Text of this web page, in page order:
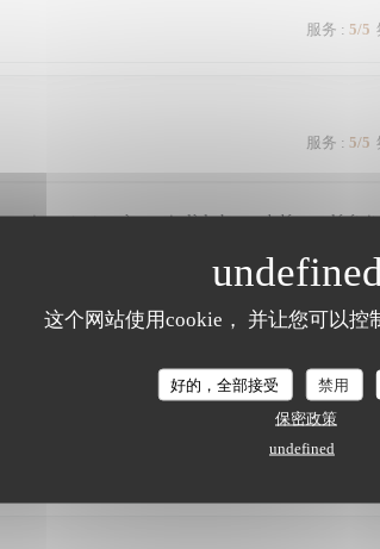
这个网站使用cookie， 并让您可以控
好的，全部接受 禁用
保密政策
undefined
服务 : 5/5
服务 : 5/5
surtout un à ce prix là le homard décongelé
d attente
vrai showman, les plats étaient parfaits avec des